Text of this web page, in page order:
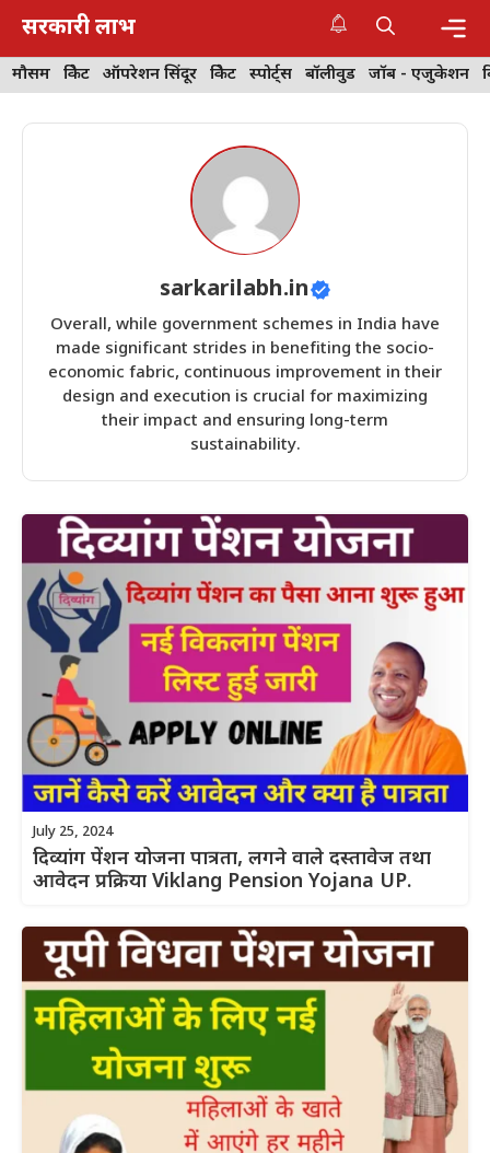
content
सरकारी लाभ
मौसम क्रिकेट ऑपरेशन सिंदूर क्रिकेट स्पोर्ट्स बॉलीवुड जॉब - एजुकेशन
sarkarilabh.in
Overall, while government schemes in India have
made significant strides in benefiting the socio-
economic fabric, continuous improvement in their
design and execution is crucial for maximizing
their impact and ensuring long-term
sustainability.
July 25, 2024
दिव्यांग पेंशन योजना पात्रता, लगने वाले दस्तावेज तथा
आवेदन प्रक्रिया Viklang Pension Yojana UP.